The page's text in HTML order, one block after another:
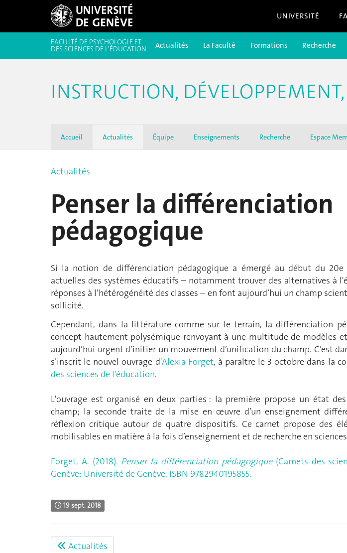
UNIVERSITÉ
FACULTÉ DE PSYCHOLOGIE ET
DES SCIENCES DE L'ÉDUCATION Actualités La Faculté Formations Recherche
INSTRUCTION,
Accueil Actualités Équipe Enseignements Recherche Espace
Actualités
Penser la différenciation
pédagogique
Si la notion de différenciation pédagogique a émergé au début du 20e
actuelles des systèmes éducatifs – notamment trouver des alternatives à
réponses à l’hétérogénéité des classes – en font aujourd’hui un champ
sollicité.
Cependant, dans la littérature comme sur le terrain, la différenciation
concept hautement polysémique renvoyant à une multitude de modèles
aujourd’hui urgent d’initier un mouvement d’unification du champ. C’est
s’inscrit le nouvel ouvrage d'Alexia Forget, à paraître le 3 octobre dans la
des sciences de l'éducation.
L'ouvrage est organisé en deux parties : la première propose un état
champ; la seconde traite de la mise en œuvre d’un enseignement
réflexion critique autour de quatre dispositifs. Ce carnet propose des
mobilisables en matière à la fois d’enseignement et de recherche en
Forget, A. (2018). Penser la différenciation pédagogique(Carnets des
Genève: Université de Genève. ISBN 9782940195855.
19 sept. 2018
Actualités